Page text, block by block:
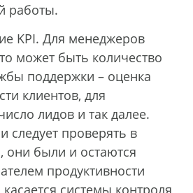
работы.
KPI. Для менеджеров
может быть количество
поддержки – оценка
клиентов, для
лидов и так далее.
следует проверять в
они были и остаются
продуктивности
системы контроля